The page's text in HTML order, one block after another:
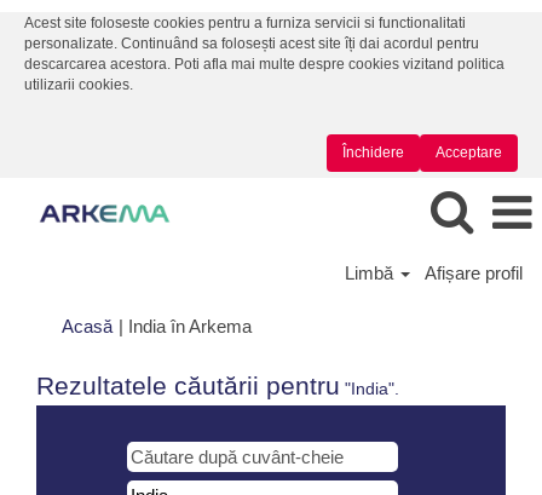
Acest site foloseste cookies pentru a furniza servicii si functionalitati
personalizate. Continuând sa folosești acest site îți dai acordul pentru
descarcarea acestora. Poti afla mai multe despre cookies vizitand politica
utilizarii cookies.
Acceptare
Închidere
Limbă Afișare profil
Acasă | India în Arkema(pagina
Rezultatele căutării pentru "India".